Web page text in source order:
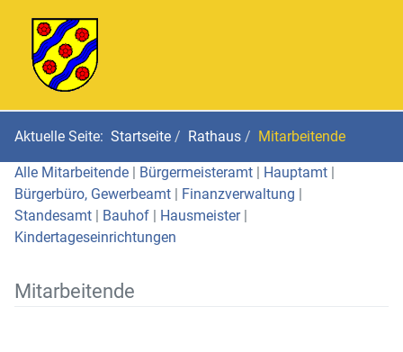
Aktuelle Seite: Startseite Rathaus Mitarbeitende
Alle Mitarbeitende | Bürgermeisteramt | Hauptamt |
Bürgerbüro, Gewerbeamt | Finanzverwaltung |
Standesamt | Bauhof | Hausmeister|
Kindertageseinrichtungen
Mitarbeitende